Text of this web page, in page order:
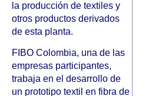
la producción de textiles y
otros productos derivados
de esta planta.
FIBO Colombia, una de las
empresas participantes,
trabaja en el desarrollo de
un prototipo textil en fibra de